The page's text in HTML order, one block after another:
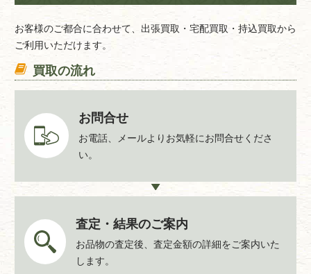
お客様のご都合に合わせて、出張買取・宅配買取・持込買取から
ご利用いただけます。
買取の流れ
お問合せ
お電話、メールよりお気軽にお問合せくださ
い。
査定・結果のご案内
お品物の査定後、査定金額の詳細をご案内いた
します。